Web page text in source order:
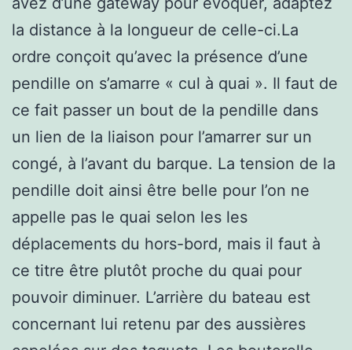
la distance à la longueur de celle-ci.La
ordre conçoit qu’avec la présence d’une
pendille on s’amarre « cul à quai ». Il faut de
ce fait passer un bout de la pendille dans
un lien de la liaison pour l’amarrer sur un
congé, à l’avant du barque. La tension de la
pendille doit ainsi être belle pour l’on ne
appelle pas le quai selon les les
déplacements du hors-bord, mais il faut à
ce titre être plutôt proche du quai pour
pouvoir diminuer. L’arrière du bateau est
concernant lui retenu par des aussières